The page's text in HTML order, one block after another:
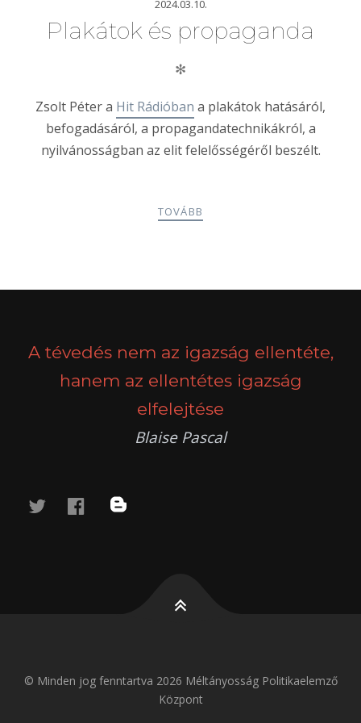
2024.03.10.
Plakátok és propaganda
✻
Zsolt Péter a Hit Rádióban a plakátok hatásáról,
befogadásáról, a propagandatechnikákról, a
nyilvánosságban az elit felelősségéről beszélt.
TOVÁBB
A tévedés nem az igazság ellentéte,
hanem az ellentétes igazság
elfelejtése
Blaise Pascal
twitterfacebook
blog
© Minden jog fenntartva 2026 Méltányosság Politikaelemző
Központ